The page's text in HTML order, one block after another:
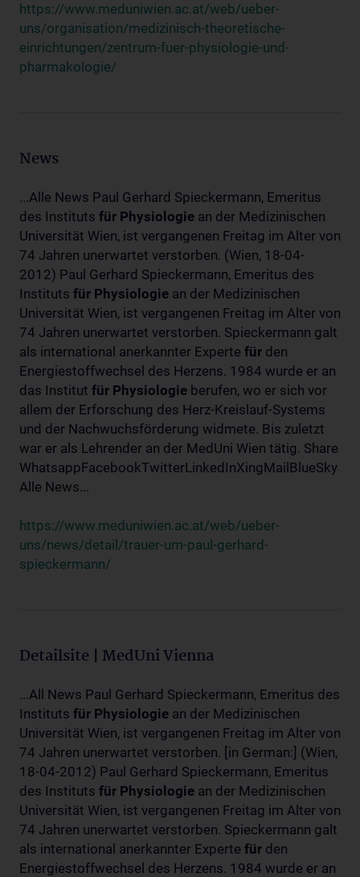
https://www.meduniwien.ac.at/web/ueber-
uns/organisation/medizinisch-theoretische-
einrichtungen/zentrum-fuer-physiologie-und-
pharmakologie/
News
...Alle News Paul Gerhard Spieckermann, Emeritus
des Instituts für Physiologie an der Medizinischen
Universität Wien, ist vergangenen Freitag im Alter von
74 Jahren unerwartet verstorben. (Wien, 18-04-
2012) Paul Gerhard Spieckermann, Emeritus des
Instituts für Physiologie an der Medizinischen
Universität Wien, ist vergangenen Freitag im Alter von
74 Jahren unerwartet verstorben. Spieckermann galt
als international anerkannter Experte für den
Energiestoffwechsel des Herzens. 1984 wurde er an
das Institut für Physiologie berufen, wo er sich vor
allem der Erforschung des Herz-Kreislauf-Systems
und der Nachwuchsförderung widmete. Bis zuletzt
war er als Lehrender an der MedUni Wien tätig. Share
WhatsappFacebookTwitterLinkedInXingMailBlueSky
Alle News...
https://www.meduniwien.ac.at/web/ueber-
uns/news/detail/trauer-um-paul-gerhard-
spieckermann/
Detailsite | MedUni Vienna
...All News Paul Gerhard Spieckermann, Emeritus des
Instituts für Physiologie an der Medizinischen
Universität Wien, ist vergangenen Freitag im Alter von
74 Jahren unerwartet verstorben. [in German:] (Wien,
18-04-2012) Paul Gerhard Spieckermann, Emeritus
des Instituts für Physiologie an der Medizinischen
Universität Wien, ist vergangenen Freitag im Alter von
74 Jahren unerwartet verstorben. Spieckermann galt
als international anerkannter Experte für den
Energiestoffwechsel des Herzens. 1984 wurde er an